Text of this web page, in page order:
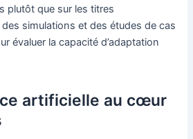
plutôt que sur les titres
simulations et des études de cas
évaluer la capacité d’adaptation
artificielle au cœur